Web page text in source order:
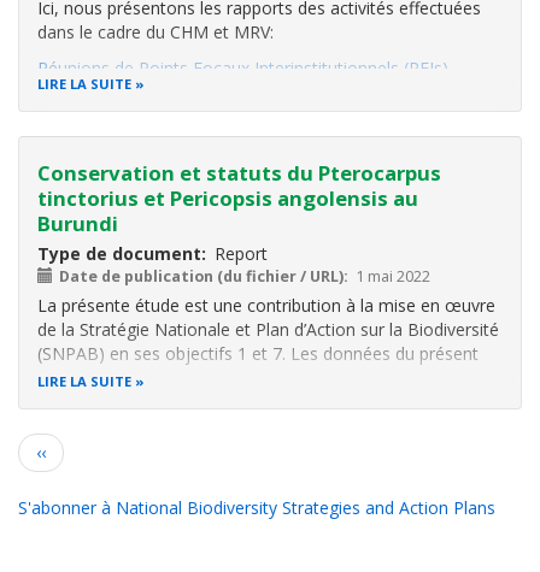
Ici, nous présentons les rapports des activités effectuées
dans le cadre du CHM et MRV:
Réunions de Points Focaux Interinstitutionnels (PFIs)
Autres documents sur le CHM Burundi
Bulletin scientifique sur l'environnement et la biodiversité
Adopti
LIRE LA SUITE
Conservation et statuts du Pterocarpus
tinctorius et Pericopsis angolensis au
Burundi
Type de document Report
Date de publication (du fichier / URL) 1 mai 2022
La présente étude est une contribution à la mise en œuvre
de la Stratégie Nationale et Plan d’Action sur la Biodiversité
(SNPAB) en ses objectifs 1 et 7. Les données du présent
travail constituent des indicateurs de base pour suivre la
LIRE LA SUITE
Pagination
Page
précédente
‹‹
S'abonner à National Biodiversity Strategies and Action Plans